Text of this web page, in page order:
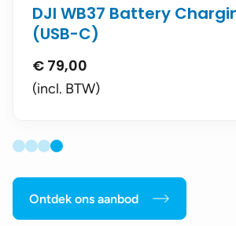
DJI WB37 Battery
(USB-C)
€ 79,00
(incl. BTW)
Ontdek ons aanbod